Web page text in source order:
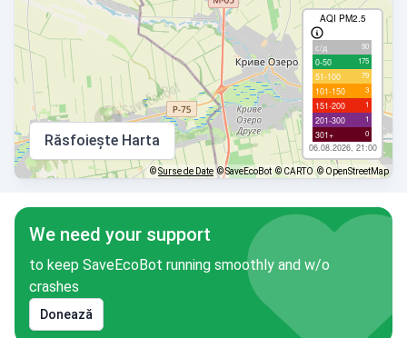
AQI PM2.5
с/д 90
0-50 175
51-100 79
101-150 3
151-200 1
201-300 1
301+ 0
06.08.2026, 21:00
Răsfoiește Harta
©Surse de Date © SaveEcoBot © CARTO © OpenStreetMap
We need your support
to keep SaveEcoBot running smoothly and w/o
crashes
Donează